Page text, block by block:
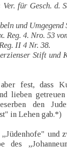
für Gesch. d.
und Umgegend
Reg. 4. Nro. 53
II 4 Nr. 38.
Stift und
fest, dass
lieben
den
in Lehen gab.*)
und
des